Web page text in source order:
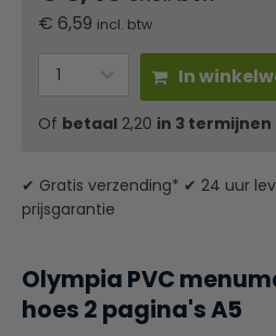
€ 6,59 incl. btw
In
Of betaal 2,20 in 3 termijnen
✔ Gratis verzending* ✔ 24 uur
prijsgarantie
Olympia PVC
hoes 2 pagina's A5